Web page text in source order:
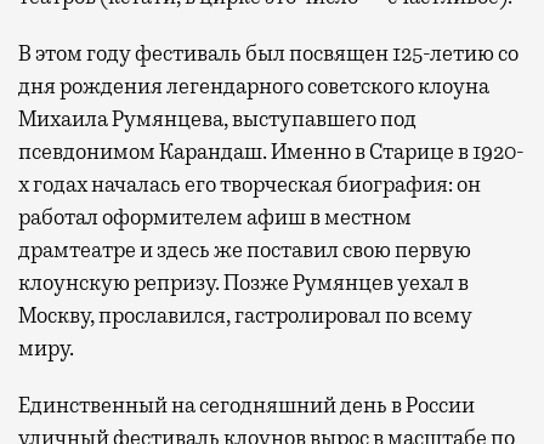
В этом году фестиваль был посвящен 125-летию со
дня рождения легендарного советского клоуна
Михаила Румянцева, выступавшего под
псевдонимом Карандаш. Именно в Старице в 1920-
х годах началась его творческая биография: он
работал оформителем афиш в местном
драмтеатре и здесь же поставил свою первую
клоунскую репризу. Позже Румянцев уехал в
Москву, прославился, гастролировал по всему
миру.
Единственный на сегодняшний день в России
уличный фестиваль клоунов вырос в масштабе по